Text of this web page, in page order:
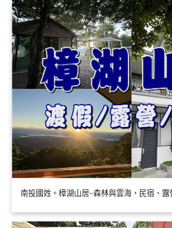
南投國姓。樟湖山居~森林與雲海，民宿、